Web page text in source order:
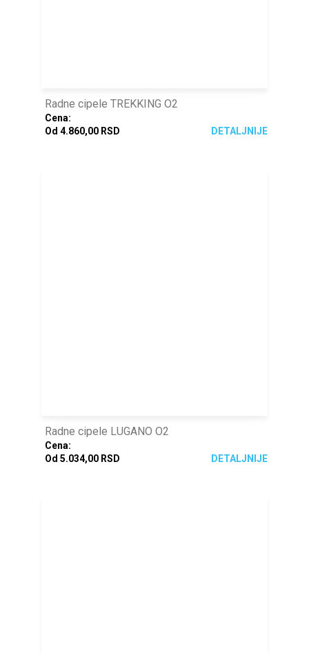
Radne cipele TREKKING O2
Cena:
Od 4.860,00 RSD
DETALJNIJE
Radne cipele LUGANO O2
Cena:
Od 5.034,00 RSD
DETALJNIJE